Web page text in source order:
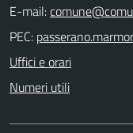
E-mail:
PEC:
Uffici e orari
Numeri utili